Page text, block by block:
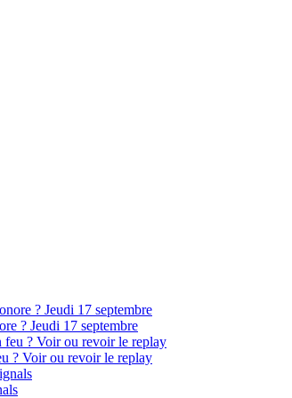
? Jeudi 17 septembre
? Voir ou revoir le replay